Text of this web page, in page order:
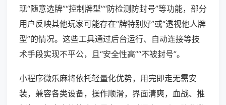
现“随意选牌”“控制牌型”“防检测防封号”等功能，部分
用户反映其他玩家可能存在“牌特别好”或“透视他人牌
型”的情况。这些工具通过后台运行、自动连接等技
术手段实现不平公，且“安全性高”“不被封号”。
小程序微乐麻将依托轻量化优势，用完即走无需安
装，兼容各类设备，操作顺滑，界面清爽，血战、推